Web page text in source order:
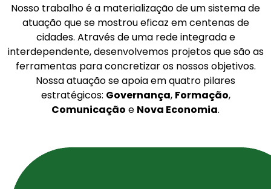
Nosso trabalho é a materialização de um sistema de
atuação que se mostrou eficaz em centenas de
cidades. Através de uma rede integrada e
interdependente, desenvolvemos projetos que são as
ferramentas para concretizar os nossos objetivos.
Nossa atuação se apoia em quatro pilares
estratégicos: Governança, Formação,
Comunicação e Nova Economia.